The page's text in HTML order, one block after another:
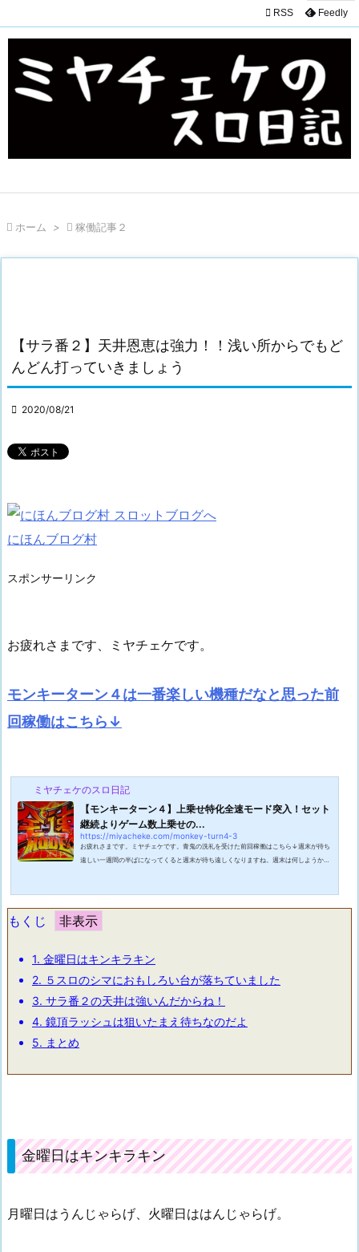
 RSS Feedly
 ホーム >  稼働記事２
【サラ番２】天井恩恵は強力！！浅い所からでもど
んどん打っていきましょう
 2020/08/21
にほんブログ村
スポンサーリンク
お疲れさまです、ミヤチェケです。
モンキーターン４は一番楽しい機種だなと思った前
回稼働はこちら↓
ミヤチェケのスロ日記
【モンキーターン４】上乗せ特化全速モード突入！セット
継続よりゲーム数上乗せの...
https://miyacheke.com/monkey-turn4-3
お疲れさまです。ミヤチェケです。青鬼の洗礼を受けた前回稼働はこちら↓週末が待ち
遠しい一週間の半ばになってくると週末が待ち遠しくなりますね。週末は何しようか
す。逆に降水確率と釣りに行く確率は反比例ですね。釣り具屋さんで「よくばり仕掛
け」というものすごい胡散臭い仕掛け...
もくじ
1. 金曜日はキンキラキン
2. ５スロのシマにおもしろい台が落ちていました
3. サラ番２の天井は強いんだからね！
4. 鏡頂ラッシュは狙いたまえ待ちなのだよ
5. まとめ
金曜日はキンキラキン
月曜日はうんじゃらげ、火曜日ははんじゃらげ。